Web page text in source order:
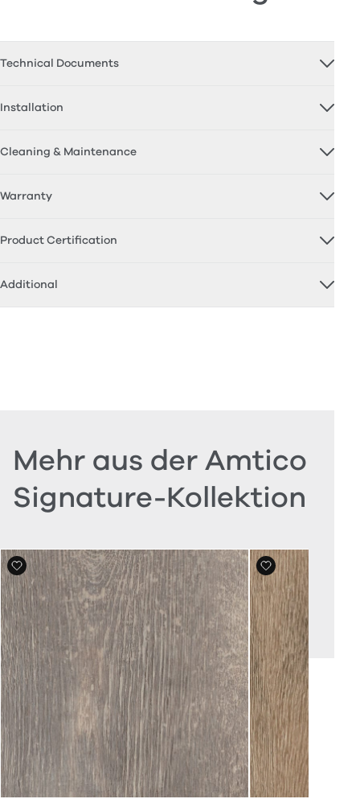
Technical Documents
Installation
Cleaning & Maintenance
Warranty
Product Certification
Additional
Mehr aus der Amtico
Signature-Kollektion